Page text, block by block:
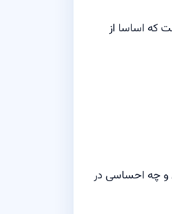
که اساسا از
و چه احساسی در